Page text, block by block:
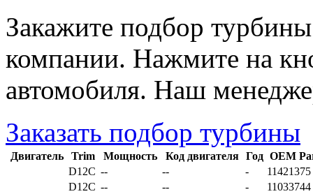
Закажите подбор
компании. Нажмите на
автомобиля. Наш
Заказать подбор турбины
Двигатель Trim Мощность Код двигателя Год OEM
D12C -- -- -
11421375
D12C -- -- - 11033744